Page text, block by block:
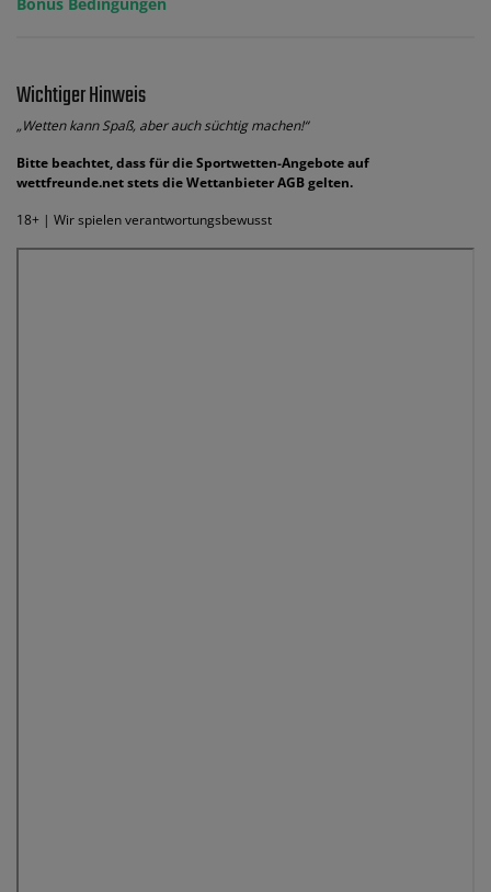
Wichtiger Hinweis
„Wetten kann Spaß, aber auch süchtig machen!“
Bitte beachtet, dass für die Sportwetten-Angebote auf
wettfreunde.net stets die Wettanbieter AGB gelten.
18+ | Wir spielen verantwortungsbewusst